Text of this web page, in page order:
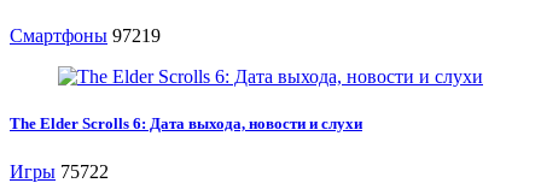
Смартфоны 97219
The Elder Scrolls 6: Дата выхода, новости и слухи
Игры 75722